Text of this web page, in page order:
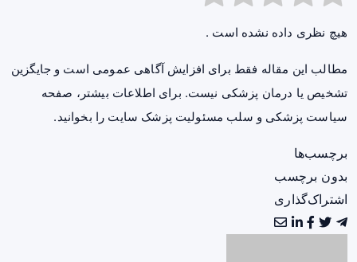
هیچ نظری داده نشده است .
مطالب این مقاله فقط برای افزایش آگاهی عمومی است و جایگزین
تشخیص یا درمان پزشکی نیست. برای اطلاعات بیشتر، صفحه
سیاست پزشکی و سلب مسئولیت پزشک سایت را بخوانید.
برچسب‌ها
بدون برچسب
اشتراک‌گذاری